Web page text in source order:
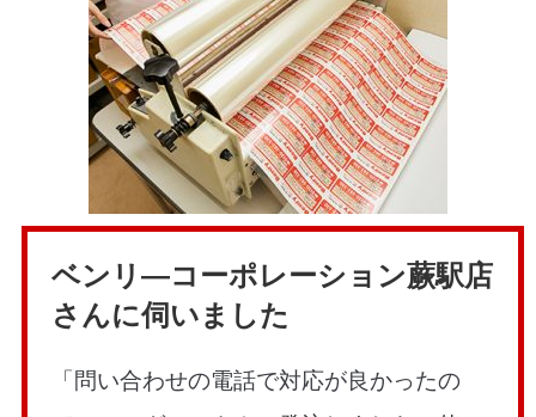
ベンリ—コーポレーション蕨駅店
さんに伺いました
「問い合わせの電話で対応が良かったの